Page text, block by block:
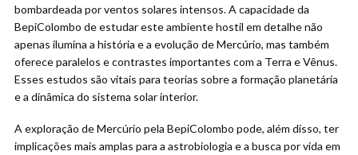
bombardeada por ventos solares intensos. A capacidade da
BepiColombo de estudar este ambiente hostil em detalhe não
apenas ilumina a história e a evolução de Mercúrio, mas também
oferece paralelos e contrastes importantes com a Terra e Vênus.
Esses estudos são vitais para teorias sobre a formação planetária
e a dinâmica do sistema solar interior.
A exploração de Mercúrio pela BepiColombo pode, além disso, ter
implicações mais amplas para a astrobiologia e a busca por vida em